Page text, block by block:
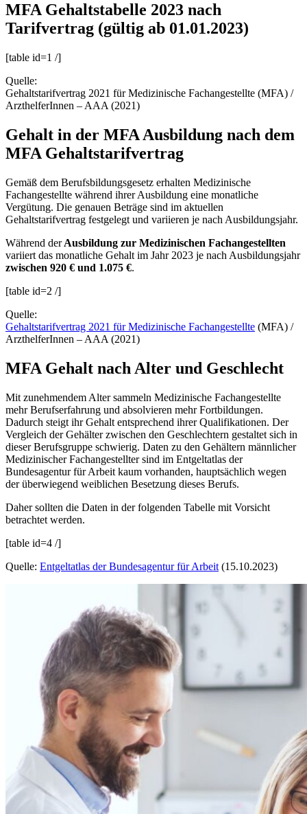
MFA Gehaltstabelle 2023 nach
Tarifvertrag (gültig ab 01.01.2023)
[table id=1 /]
Quelle:
Gehaltstarifvertrag 2021 für Medizinische Fachangestellte (MFA) /
ArzthelferInnen – AAA (2021)
Gehalt in der MFA Ausbildung nach dem
MFA Gehaltstarifvertrag
Gemäß dem Berufsbildungsgesetz erhalten Medizinische
Fachangestellte während ihrer Ausbildung eine monatliche
Vergütung. Die genauen Beträge sind im aktuellen
Gehaltstarifvertrag festgelegt und variieren je nach Ausbildungsjahr.
Während derAusbildung zur Medizinischen Fachangestellten
variiert das monatliche Gehalt im Jahr 2023 je nach Ausbildungsjahr
zwischen 920 € und 1.075 €.
[table id=2 /]
Quelle:
Gehaltstarifvertrag 2021 für Medizinische Fachangestellte (MFA) /
ArzthelferInnen – AAA (2021)
MFA Gehalt nach Alter und Geschlecht
Mit zunehmendem Alter sammeln Medizinische Fachangestellte
mehr Berufserfahrung und absolvieren mehr Fortbildungen.
Dadurch steigt ihr Gehalt entsprechend ihrer Qualifikationen. Der
Vergleich der Gehälter zwischen den Geschlechtern gestaltet sich in
dieser Berufsgruppe schwierig. Daten zu den Gehältern männlicher
Medizinischer Fachangestellter sind im Entgeltatlas der
Bundesagentur für Arbeit kaum vorhanden, hauptsächlich wegen
der überwiegend weiblichen Besetzung dieses Berufs.
Daher sollten die Daten in der folgenden Tabelle mit Vorsicht
betrachtet werden.
[table id=4 /]
Quelle: Entgeltatlas der Bundesagentur für Arbeit (15.10.2023)